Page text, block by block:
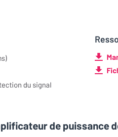
du signal
de puissance